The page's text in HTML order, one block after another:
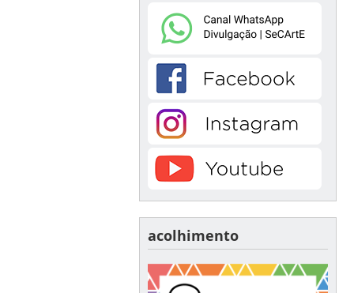
acolhimento